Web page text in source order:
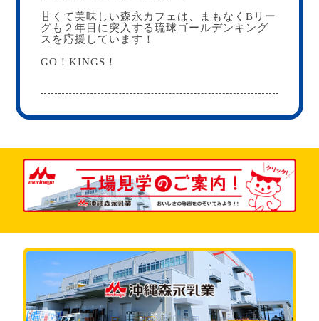
甘くて美味しい森永カフェは、まもなくBリー
グも２年目に突入する琉球ゴールデンキング
スを応援しています！
GO！KINGS！